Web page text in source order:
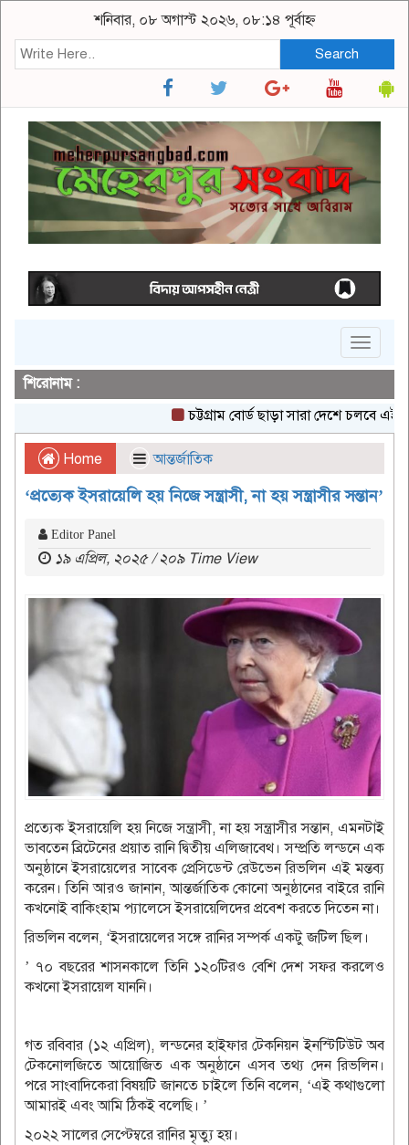
শনিবার, ০৮ অগাস্ট ২০২৬, ০৮:১৪ পূর্বাহ্ন
Search
Toggle
শিরোনাম :
চট্টগ্রাম বোর্ড ছাড়া সারা দেশে চলবে এইচএসসি
Home আন্তর্জাতিক
‘প্রত্যেক ইসরায়েলি হয় নিজে সন্ত্রাসী, না হয় সন্ত্রাসীর সন্তান’
Editor Panel
১৯ এপ্রিল, ২০২৫ / ২০৯ Time View
প্রত্যেক ইসরায়েলি হয় নিজে সন্ত্রাসী, না হয় সন্ত্রাসীর সন্তান, এমনটাই
ভাবতেন ব্রিটেনের প্রয়াত রানি দ্বিতীয় এলিজাবেথ। সম্প্রতি লন্ডনে এক
অনুষ্ঠানে ইসরায়েলের সাবেক প্রেসিডেন্ট রেউভেন রিভলিন এই মন্তব্য
করেন। তিনি আরও জানান, আন্তর্জাতিক কোনো অনুষ্ঠানের বাইরে রানি
কখনোই বাকিংহাম প্যালেসে ইসরায়েলিদের প্রবেশ করতে দিতেন না।
রিভলিন বলেন, ‘ইসরায়েলের সঙ্গে রানির সম্পর্ক একটু জটিল ছিল।
’ ৭০ বছরের শাসনকালে তিনি ১২০টিরও বেশি দেশ সফর করলেও
কখনো ইসরায়েল যাননি।
গত রবিবার (১২ এপ্রিল), লন্ডনের হাইফার টেকনিয়ন ইনস্টিটিউট অব
টেকনোলজিতে আয়োজিত এক অনুষ্ঠানে এসব তথ্য দেন রিভলিন।
পরে সাংবাদিকেরা বিষয়টি জানতে চাইলে তিনি বলেন, ‘এই কথাগুলো
আমারই এবং আমি ঠিকই বলেছি। ’
২০২২ সালের সেপ্টেম্বরে রানির মৃত্যু হয়।